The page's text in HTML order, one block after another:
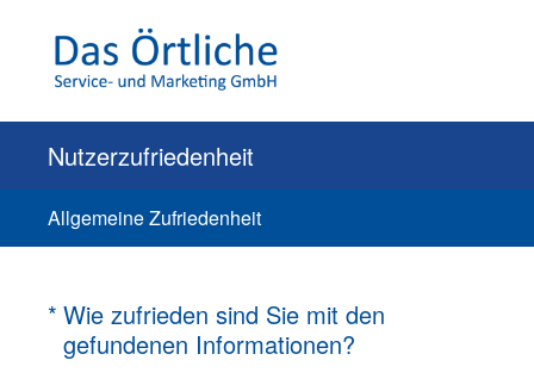
Nutzerzufriedenheit
Allgemeine Zufriedenheit
* Wie zufrieden sind Sie mit den
gefundenen Informationen?
(Erforderlich.)